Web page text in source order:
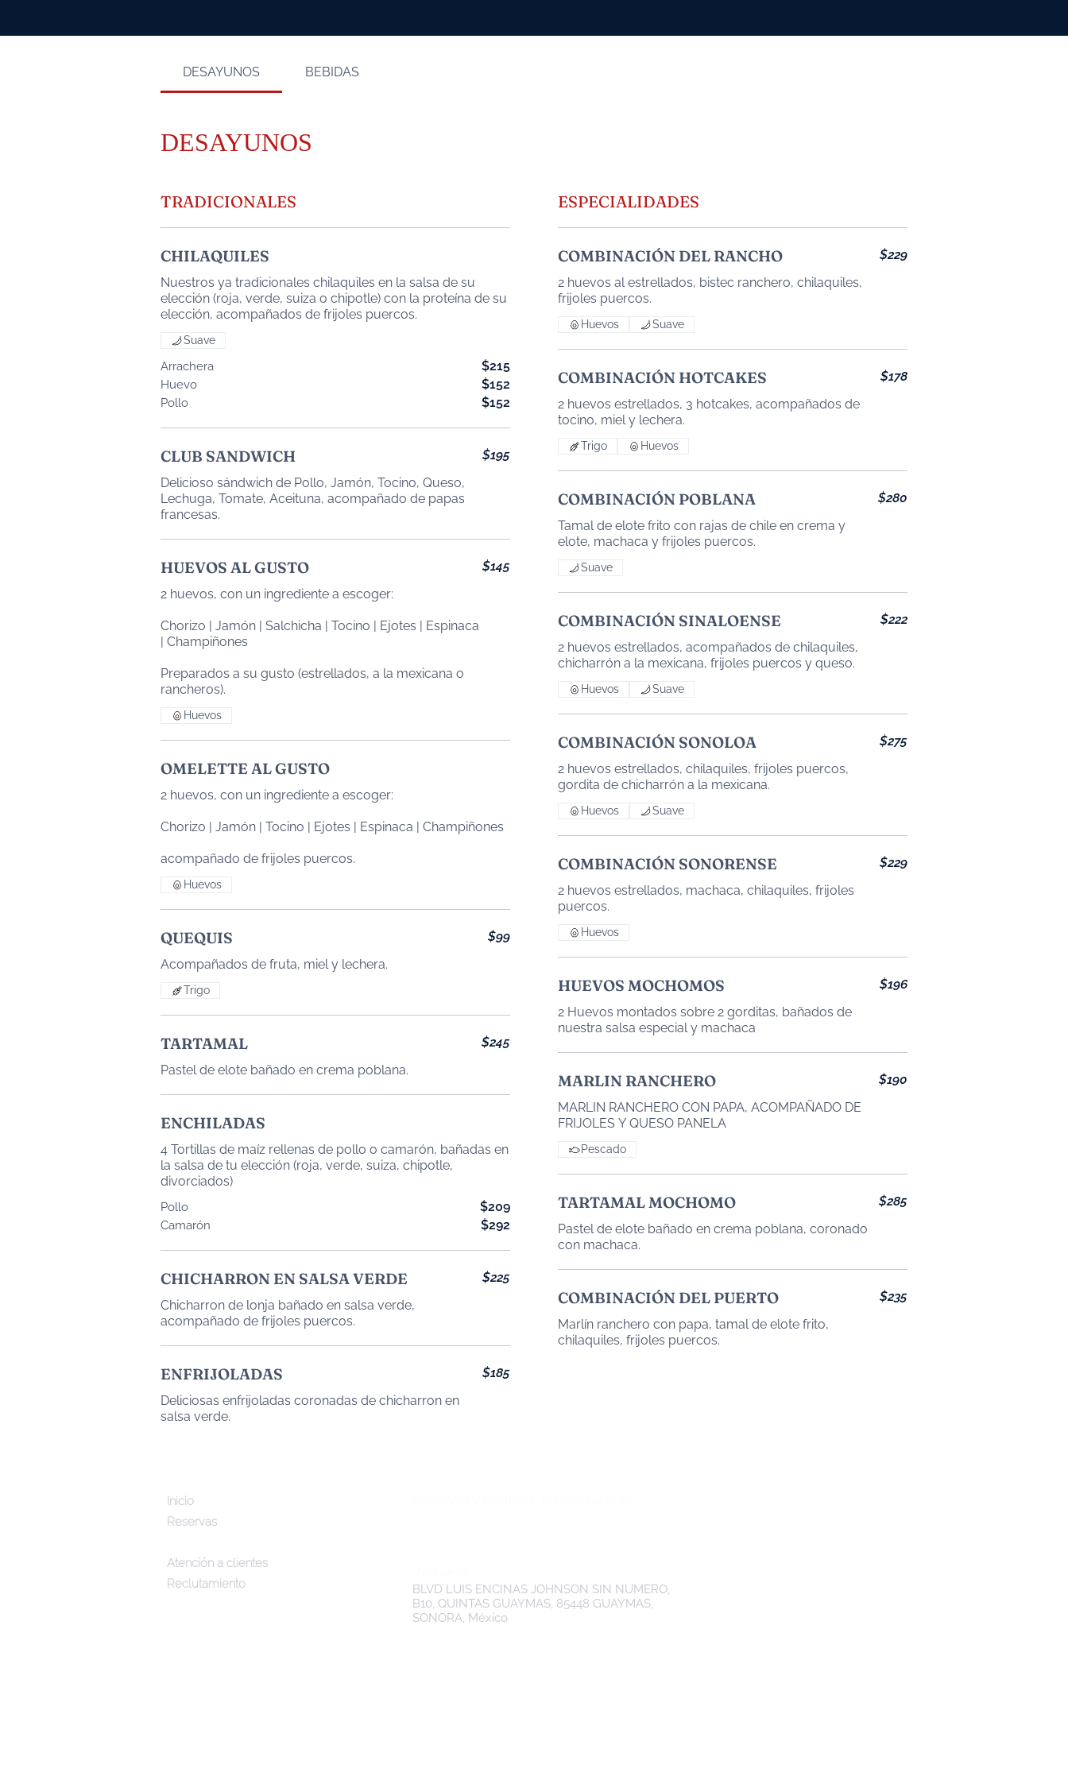
DESAYUNOS BEBIDAS
DESAYUNOS
TRADICIONALES
CHILAQUILES
Nuestros ya tradicionales chilaquiles en la salsa de su
elección (roja, verde, suiza o chipotle) con la proteína de su
elección, acompañados de frijoles puercos.
Arrachera $215
Huevo $152
Pollo $152
Suave
CLUB SANDWICH
Delicioso sándwich de Pollo, Jamón, Tocino, Queso,
Lechuga, Tomate, Aceituna, acompañado de papas
francesas.
$195
HUEVOS AL GUSTO
2 huevos, con un ingrediente a escoger:
Chorizo | Jamón | Salchicha | Tocino | Ejotes | Espinaca
| Champiñones
Preparados a su gusto (estrellados, a la mexicana o
$145
Huevos
OMELETTE AL GUSTO
2 huevos, con un ingrediente a escoger:
Chorizo | Jamón | Tocino | Ejotes | Espinaca | Champiñones
acompañado de frijoles puercos.
Huevos
QUEQUIS
Acompañados de fruta, miel y lechera.
$99
Trigo
TARTAMAL
Pastel de elote bañado en crema poblana.
$245
ENCHILADAS
4 Tortillas de maíz rellenas de pollo o camarón, bañadas en
la salsa de tu elección (roja, verde, suiza, chipotle,
divorciados)
Pollo $209
Camarón $292
CHICHARRON EN SALSA VERDE
Chicharron de lonja bañado en salsa verde,
acompañado de frijoles puercos.
$225
ENFRIJOLADAS
Deliciosas enfrijoladas coronadas de chicharron en
salsa verde.
$185
ESPECIALIDADES
COMBINACIÓN DEL RANCHO
2 huevos al estrellados, bistec ranchero, chilaquiles,
$229
Huevos Suave
COMBINACIÓN HOTCAKES
2 huevos estrellados, 3 hotcakes, acompañados de
$178
Trigo Huevos
COMBINACIÓN POBLANA
Tamal de elote frito con rajas de chile en crema y
$280
Suave
COMBINACIÓN SINALOENSE
2 huevos estrellados, acompañados de chilaquiles,
$222
Huevos Suave
COMBINACIÓN SONOLOA
2 huevos estrellados, chilaquiles, frijoles puercos,
$275
Huevos Suave
COMBINACIÓN SONORENSE
2 huevos estrellados, machaca, chilaquiles, frijoles
$229
Huevos
HUEVOS MOCHOMOS
2 Huevos montados sobre 2 gorditas, bañados de
nuestra salsa especial y machaca
$196
MARLIN RANCHERO
MARLIN RANCHERO CON PAPA, ACOMPAÑADO DE
FRIJOLES Y QUESO PANELA
$190
Pescado
TARTAMAL MOCHOMO
Pastel de elote bañado en crema poblana, coronado
con machaca.
$285
COMBINACIÓN DEL PUERTO
Marlín ranchero con papa, tamal de elote frito,
chilaquiles, frijoles puercos.
$235
Inicio
Reservas
Atención a clientes
Reclutamiento
BLVD LUIS ENCINAS JOHNSON SIN NUMERO,
B10, QUINTAS GUAYMAS, 85448 GUAYMAS,
SONORA, México